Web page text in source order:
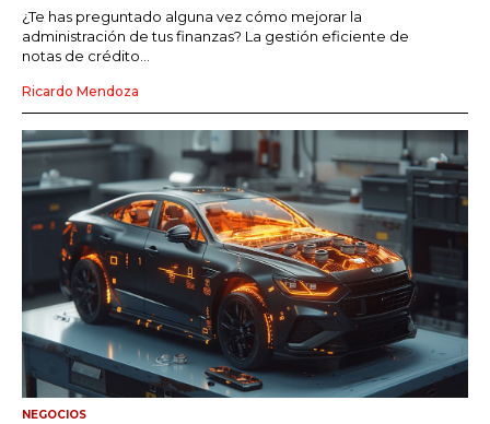
¿Te has preguntado alguna vez cómo mejorar la
administración de tus finanzas? La gestión eficiente de
notas de crédito...
Ricardo Mendoza
NEGOCIOS